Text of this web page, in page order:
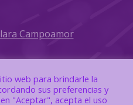
Campoamor
Cookies
web para brindarle la
sus preferencias y
"Aceptar", acepta el uso